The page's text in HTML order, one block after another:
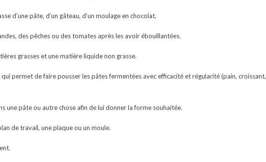
d’une pâte, d’un gâteau, d’un moulage en chocolat.
des pêches ou des tomates après les avoir ébouillantées.
grasses et une matière liquide non grasse.
permet de faire pousser les pâtes fermentées avec efficacité et régularité (pain, croissant,
une pâte ou autre chose afin de lui donner la forme souhaitée.
de travail, une plaque ou un moule.